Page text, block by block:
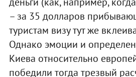
– за 35 долларов
туристам визу тут же
Однако эмоции и
Киева относительно
победили тогда трезвый